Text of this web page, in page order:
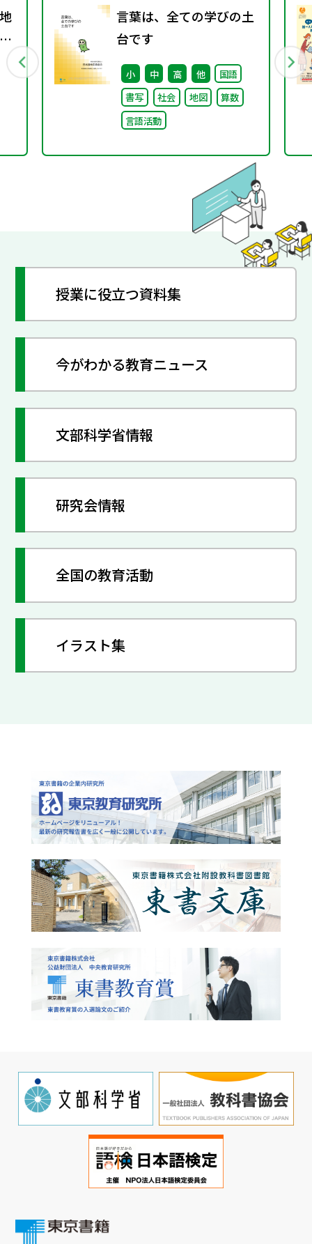
言葉は、全ての学びの土
台です
小 中 高 他
国語
書写
社会 地図
算数
言語活動
授業に役立つ資料集
今がわかる教育ニュース
文部科学省情報
研究会情報
全国の教育活動
イラスト集